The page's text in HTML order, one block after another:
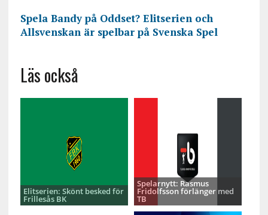
Spela Bandy på Oddset? Elitserien och
Allsvenskan är spelbar på Svenska Spel
Läs också
Elitserien: Skönt besked för
Frillesås BK
Spelarnytt: Rasmus
Fridolfsson förlänger med
TB